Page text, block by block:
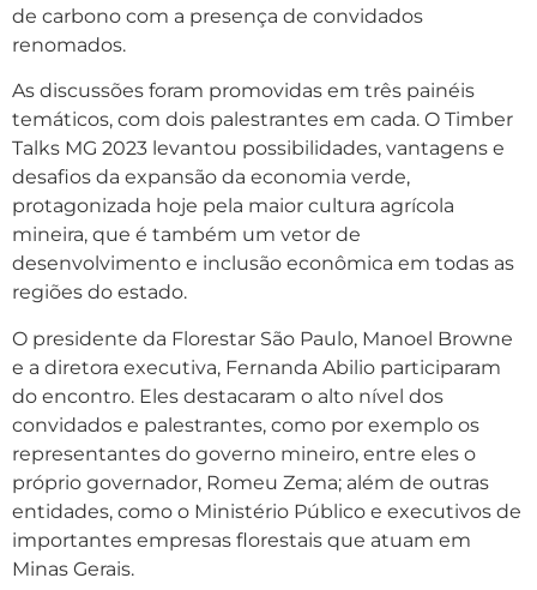
de carbono com a presença de convidados
renomados.
As discussões foram promovidas em três painéis
temáticos, com dois palestrantes em cada. O Timber
Talks MG 2023 levantou possibilidades, vantagens e
desafios da expansão da economia verde,
protagonizada hoje pela maior cultura agrícola
mineira, que é também um vetor de
desenvolvimento e inclusão econômica em todas as
regiões do estado.
O presidente da Florestar São Paulo, Manoel Browne
e a diretora executiva, Fernanda Abilio participaram
do encontro. Eles destacaram o alto nível dos
convidados e palestrantes, como por exemplo os
representantes do governo mineiro, entre eles o
próprio governador, Romeu Zema; além de outras
entidades, como o Ministério Público e executivos de
importantes empresas florestais que atuam em
Minas Gerais.